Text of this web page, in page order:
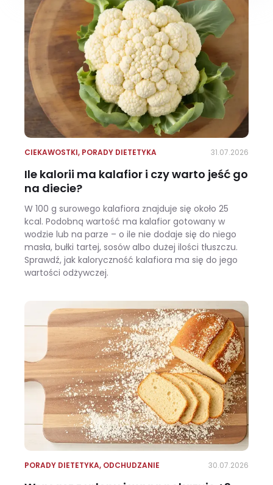
CIEKAWOSTKI, PORADY DIETETYKA 31.07.2026
Ile kalorii ma kalafior i czy warto jeść go
na diecie?
W 100 g surowego kalafiora znajduje się około 25
kcal. Podobną wartość ma kalafior gotowany w
wodzie lub na parze – o ile nie dodaje się do niego
masła, bułki tartej, sosów albo dużej ilości tłuszczu.
Sprawdź, jak kaloryczność kalafiora ma się do jego
wartości odżywczej.
PORADY DIETETYKA, ODCHUDZANIE 30.07.2026